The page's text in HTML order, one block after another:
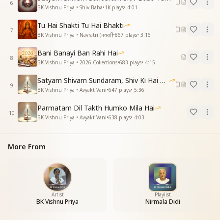
6
BK Vishnu Priya • Shiv Baba•1K plays• 4:01
7
Tu Hai Shakti Tu Hai Bhakti
BK Vishnu Priya • Navratri (नवरात्रि)•867 plays• 3:16
8
Bani Banayi Ban Rahi Hai
BK Vishnu Priya • 2026 Collections•683 plays• 4:15
9
Satyam Shivam Sundaram, Shiv Ki Hai Hum Santan 09-11-2025
BK Vishnu Priya • Avyakt Vani•647 plays• 5:36
10
Parmatam Dil Takth Humko Mila Hai
BK Vishnu Priya • Avyakt Vani•638 plays• 4:03
More From
Artist
BK Vishnu Priya
Playlist
Nirmala Didi